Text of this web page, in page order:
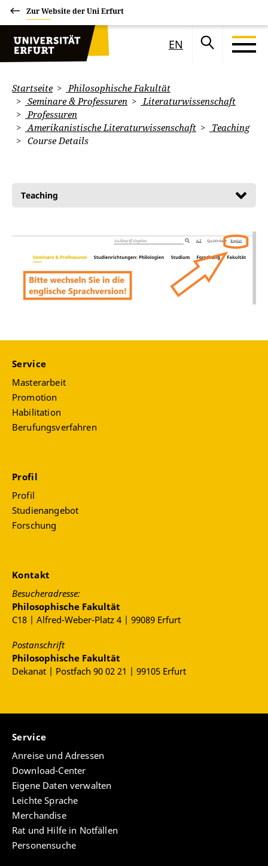
Zur Website der Uni Erfurt
EN
Startseite
Philosophische Fakultät
Seminare & Professuren
Literaturwissenschaft
Professuren
Amerikanistische Literaturwissenschaft
Teaching
Course Details
Teaching
Service
Masterarbeit
Promotion
Habilitation
Berufungsverfahren
Profil
Profil
Studienangebot
Forschung
Kontakt
Besucheradresse:
Philosophische Fakultät
C18 | Alfred-Weber-Platz 4 | 99089 Erfurt
Postanschrift
Philosophische Fakultät
Dekanat | Postfach 90 02 21 | 99105 Erfurt
Service
Anreise und Adressen
Download-Center
Eigene Daten verwalten
Leichte Sprache
Merchandise
Rat und Hilfe in Notfällen
Personensuche